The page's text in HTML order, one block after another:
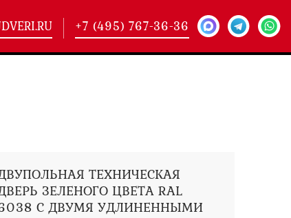
(178)
+7 (495) 767-36-36
ТЕХНИЧЕСКАЯ
ЗЕЛЕНОГО ЦВЕТА RAL
С ДВУМЯ УДЛИНЕННЫМИ